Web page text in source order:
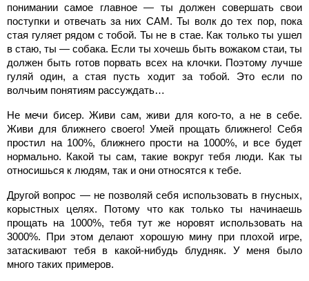
понимании самое главное — ты должен совершать свои
поступки и отвечать за них САМ. Ты волк до тех пор, пока
стая гуляет рядом с тобой. Ты не в стае. Как только ты ушел
в стаю, ты — собака. Если ты хочешь быть вожаком стаи, ты
должен быть готов порвать всех на клочки. Поэтому лучше
гуляй один, а стая пусть ходит за тобой. Это если по
волчьим понятиям рассуждать…
Не мечи бисер. Живи сам, живи для кого-то, а не в себе.
Живи для ближнего своего! Умей прощать ближнего! Себя
простил на 100%, ближнего прости на 1000%, и все будет
нормально. Какой ты сам, такие вокруг тебя люди. Как ты
относишься к людям, так и они относятся к тебе.
Другой вопрос — не позволяй себя использовать в гнусных,
корыстных целях. Потому что как только ты начинаешь
прощать на 1000%, тебя тут же норовят использовать на
3000%. При этом делают хорошую мину при плохой игре,
затаскивают тебя в какой-нибудь блудняк. У меня было
много таких примеров.